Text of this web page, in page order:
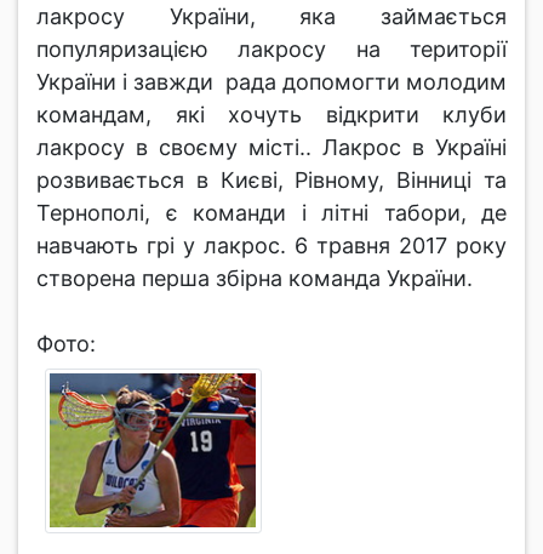
лакросу України, яка займається
популяризацією лакросу на території
України і завжди рада допомогти молодим
командам, які хочуть відкрити клуби
лакросу в своєму місті.. Лакрос в Україні
розвивається в Києві, Рівному, Вінниці та
Тернополі, є команди і літні табори, де
навчають грі у лакрос. 6 травня 2017 року
створена перша збірна команда України.
Фото: